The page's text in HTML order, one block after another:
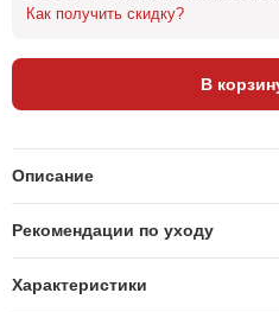
Как получить скидку?
В
Описание
Рекомендации по уходу
Характеристики